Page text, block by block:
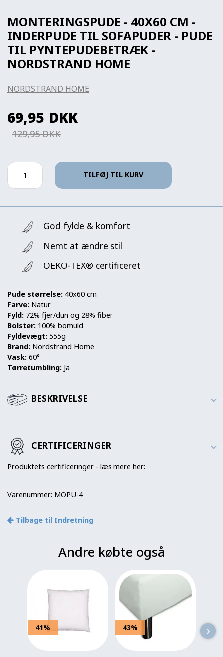
MONTERINGSPUDE - 40X60 CM -
INDERPUDE TIL SOFAPUDER - PUDE
TIL PYNTEPUDEBETRÆK -
NORDSTRAND HOME
NORDSTRAND HOME
69,95 DKK
129,95 DKK
TILFØJ TIL KURV
God fylde & komfort
Nemt at ændre stil
OEKO-TEX® certificeret
Pude størrelse: 40x60 cm
Farve: Natur
Fyld: 72% fjer/dun og 28% fiber
Bolster: 100% bomuld
Fyldevægt: 555g
Brand: Nordstrand Home
Vask: 60°
Tørretumbling: Ja
BESKRIVELSE
CERTIFICERINGER
Produktets certificeringer - læs mere her:
Varenummer: MOPU-4
Tilbage til Indretning
Andre købte også
41% 43% ›